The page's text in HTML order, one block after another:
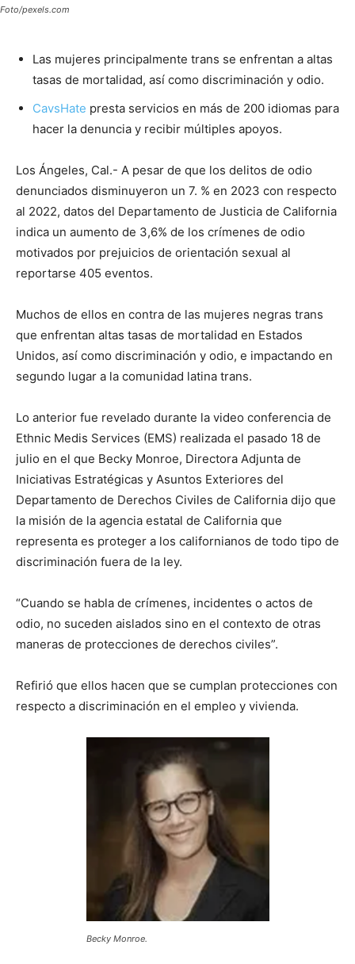
Foto/pexels.com
Las mujeres principalmente trans se enfrentan a altas
tasas de mortalidad, así como discriminación y odio.
CavsHate presta servicios en más de 200 idiomas para
hacer la denuncia y recibir múltiples apoyos.
Los Ángeles, Cal.- A pesar de que los delitos de odio
denunciados disminuyeron un 7. % en 2023 con respecto
al 2022, datos del Departamento de Justicia de California
indica un aumento de 3,6% de los crímenes de odio
motivados por prejuicios de orientación sexual al
reportarse 405 eventos.
Muchos de ellos en contra de las mujeres negras trans
que enfrentan altas tasas de mortalidad en Estados
Unidos, así como discriminación y odio, e impactando en
segundo lugar a la comunidad latina trans.
Lo anterior fue revelado durante la video conferencia de
Ethnic Medis Services (EMS) realizada el pasado 18 de
julio en el que Becky Monroe, Directora Adjunta de
Iniciativas Estratégicas y Asuntos Exteriores del
Departamento de Derechos Civiles de California dijo que
la misión de la agencia estatal de California que
representa es proteger a los californianos de todo tipo de
discriminación fuera de la ley.
“Cuando se habla de crímenes, incidentes o actos de
odio, no suceden aislados sino en el contexto de otras
maneras de protecciones de derechos civiles”.
Refirió que ellos hacen que se cumplan protecciones con
respecto a discriminación en el empleo y vivienda.
Becky Monroe.